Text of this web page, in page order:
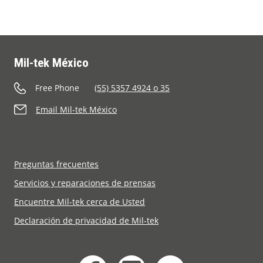
Quiénes Somos
Mil-tek México
Free Phone
(55) 5357 4924 o 35
Email Mil-tek México
Preguntas frecuentes
Servicios y reparaciones de prensas
Encuentre Mil-tek cerca de Usted
Declaración de privacidad de Mil-tek